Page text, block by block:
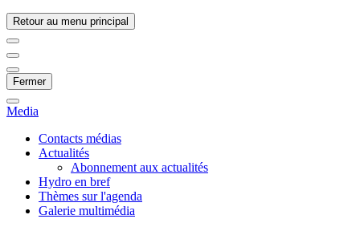
Retour au menu principal
Fermer
Media
Contacts médias
Actualités
Abonnement aux actualités
Hydro en bref
Thèmes sur l'agenda
Galerie multimédia